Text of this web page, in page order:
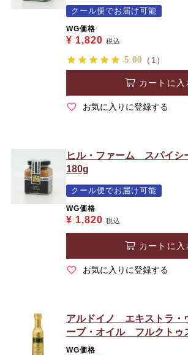
クール便でお届け可能
WG価格
¥ 1,820 税込
5.00 （1）
カートに入
お気に入りに登録する
ヒル・ファーム スパイシ
180g
クール便でお届け可能
WG価格
¥ 1,820 税込
カートに入
お気に入りに登録する
アルドイノ エキストラ・
ーブ・オイル フルクト
WG価格